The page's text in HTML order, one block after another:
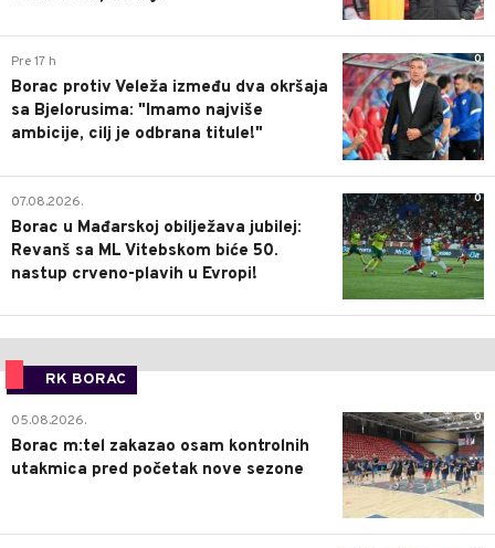
0
Pre 17 h
Borac protiv Veleža između dva okršaja
sa Bjelorusima: "Imamo najviše
ambicije, cilj je odbrana titule!"
0
07.08.2026.
Borac u Mađarskoj obilježava jubilej:
Revanš sa ML Vitebskom biće 50.
nastup crveno-plavih u Evropi!
RK BORAC
0
05.08.2026.
Borac m:tel zakazao osam kontrolnih
utakmica pred početak nove sezone